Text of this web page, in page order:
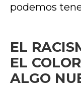
podemos
EL
EL
ALGO